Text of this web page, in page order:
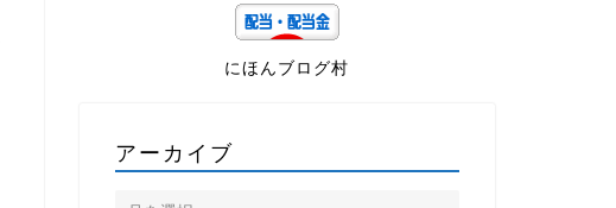
にほんブログ村
アーカイブ